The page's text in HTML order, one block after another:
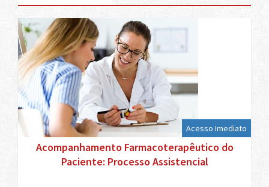
Acesso Imediato
Acompanhamento Farmacoterapêutico do
Paciente: Processo Assistencial